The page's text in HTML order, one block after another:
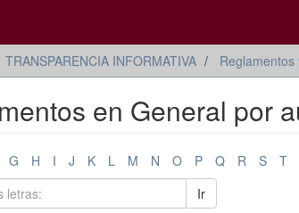
TRANSPARENCIA INFORMATIVA
en General por
G H I J K L M N O P Q R S T
Ir